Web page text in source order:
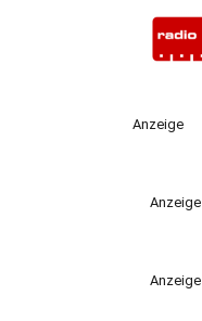
Anzeige
Anzeige
Anzeige